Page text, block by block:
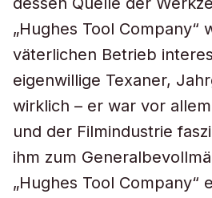
„Hughes Tool Company“
väterlichen Betrieb
eigenwillige Texaner,
wirklich – er war vor
und der Filmindustrie
ihm zum
„Hughes Tool Company“